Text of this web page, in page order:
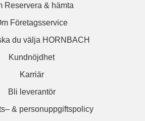
Reservera & hämta
Företagsservice
du välja HORNBACH
Kundnöjdhet
Karriär
Bli leverantör
& personuppgiftspolicy